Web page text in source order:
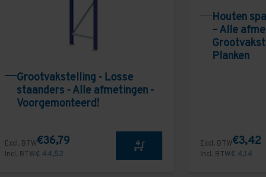
Grootvakstelling - Losse
staanders - Alle afmetingen -
Voorgemonteerd!
Excl. BTW€36,79
Incl. BTW€ 44,52
Houten
– Alle
Planken
Excl. BTW€3,42
Incl. BTW€ 4,14